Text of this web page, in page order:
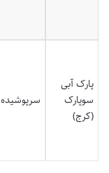
پارک آبی
سوپارک
(کرج)
سرپوشیده